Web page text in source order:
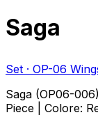
Saga
Set · OP-06
Saga (OP06-
Piece | Colore: